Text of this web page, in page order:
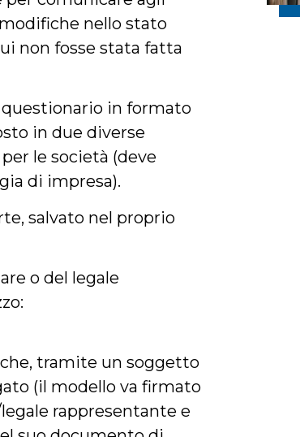
nello stato
non fosse stata fatta
in formato
in due diverse
le società (deve
di impresa).
salvato nel proprio
o del legale
tramite un soggetto
(il modello va firmato
rappresentante e